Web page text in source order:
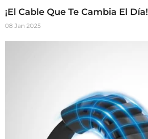
¡El Cable Que Te Cambia El Día!
08 Jan 2025